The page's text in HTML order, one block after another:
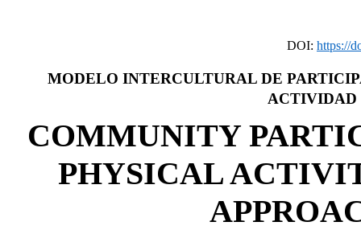
DOI: https://
MODELO INTERCULTURAL DE
COMMUNITY
PHYSICAL